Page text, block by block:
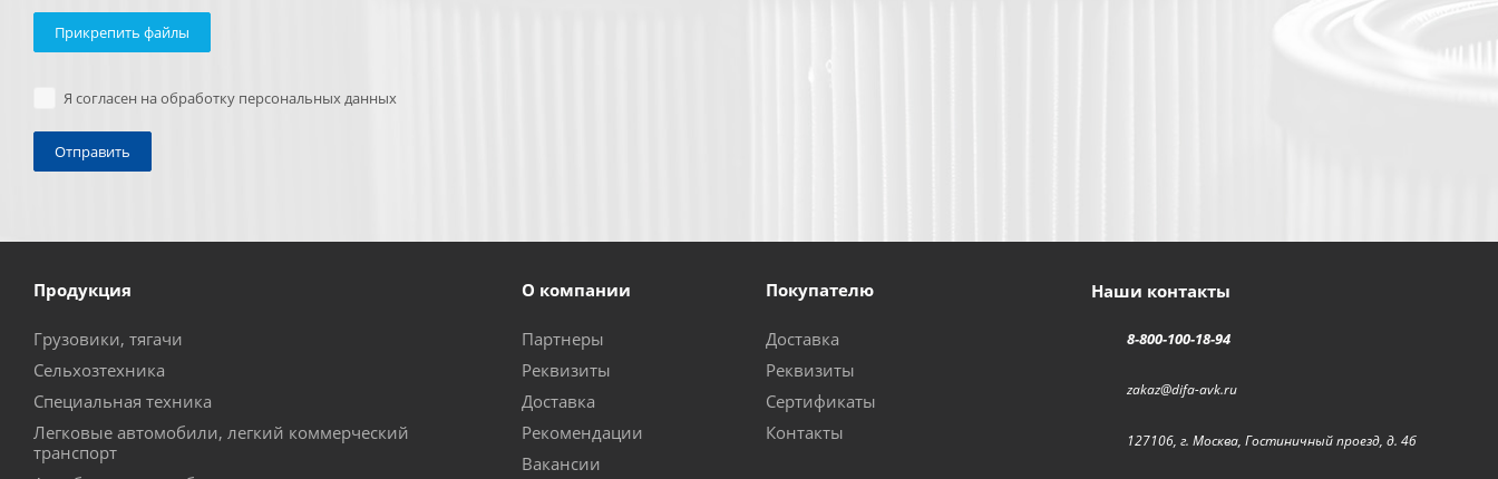
Прикрепить файлы
Я согласен на обработку персональных данных
Продукция
Грузовики, тягачи
Сельхозтехника
Специальная техника
Легковые автомобили, легкий коммерческий
транспорт
О компании
Партнеры
Реквизиты
Доставка
Рекомендации
Вакансии
Покупателю
Доставка
Реквизиты
Сертификаты
Контакты
Наши контакты
8-800-100-18-94
zakaz@difa-avk.ru
127106, г. Москва, Гостиничный проезд, д. 4б